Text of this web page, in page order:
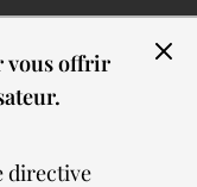
vous offrir
directive